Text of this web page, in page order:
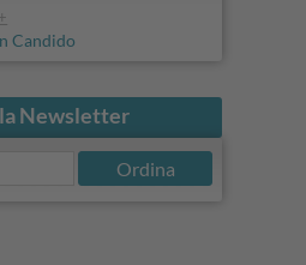
Candido
Newsletter